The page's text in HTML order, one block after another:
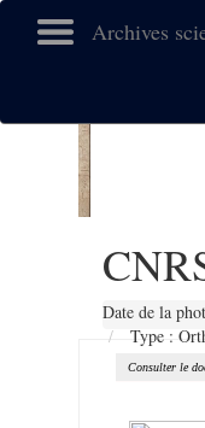
Archives
Date de la
Type :
Consulter le